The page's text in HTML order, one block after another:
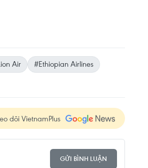
Air
#Ethiopian Airlines
dõi VietnamPlus
GỬI BÌNH LUẬN